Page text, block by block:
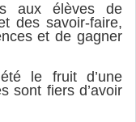
aux élèves de
des savoir-faire,
et de gagner
le fruit d’une
sont fiers d’avoir